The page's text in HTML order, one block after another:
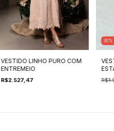
VESTIDO LINHO PURO COM
ENTREMEIO
R$2.527,47
30